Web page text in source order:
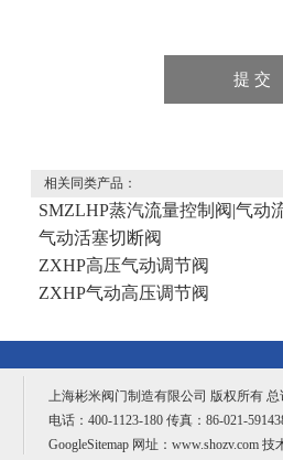
相关同类产品：
SMZLHP蒸汽流量控制阀|气动
气动活塞切断阀
ZXHP高压气动调节阀
ZXHP气动高压调节阀
上海彬米阀门制造有限公司 版权所有
电话：400-1123-180 传真：86-021-
GoogleSitemap 网址：www.shozv.com 技